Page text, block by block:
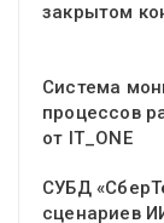
закрытом
Система
процессов
от IT_ONE
СУБД
сценариев